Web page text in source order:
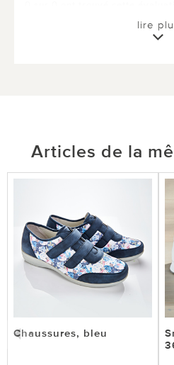
lire
Articles de la
Chaussures, bleu